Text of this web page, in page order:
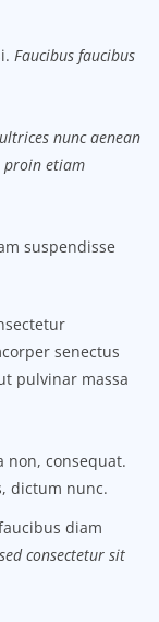
Faucibus faucibus
nunc aenean
proin etiam
suspendisse
senectus
pulvinar massa
non, consequat.
dictum nunc.
diam
consectetur sit